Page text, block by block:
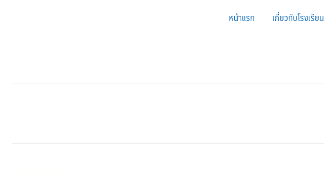
หน้าแรก เกี่ยวกับโรงเรียน